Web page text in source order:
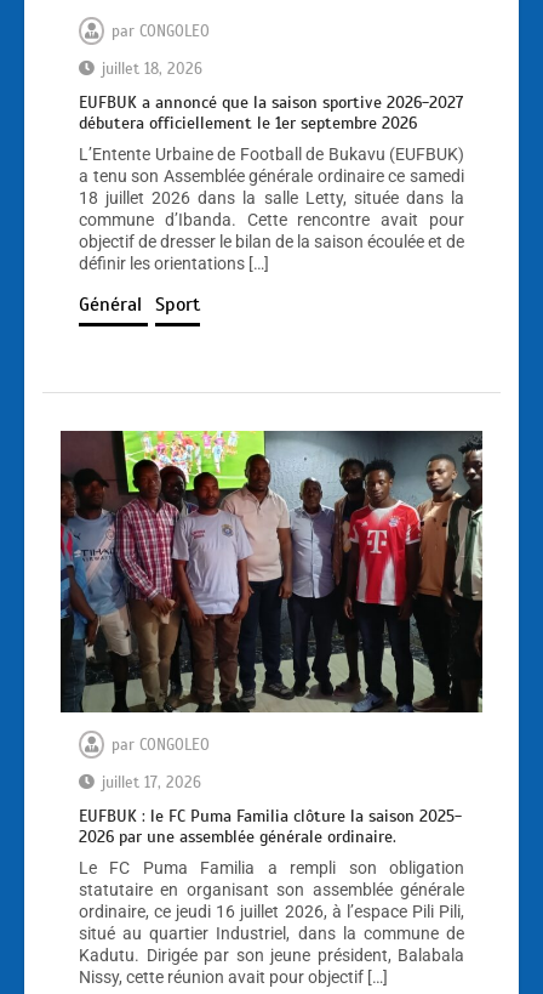
par CONGOLEO
juillet 18, 2026
EUFBUK a annoncé que la saison sportive 2026-2027
débutera officiellement le 1er septembre 2026
L’Entente Urbaine de Football de Bukavu (EUFBUK)
a tenu son Assemblée générale ordinaire ce samedi
18 juillet 2026 dans la salle Letty, située dans la
commune d’Ibanda. Cette rencontre avait pour
objectif de dresser le bilan de la saison écoulée et de
définir les orientations […]
Général Sport
par CONGOLEO
juillet 17, 2026
EUFBUK : le FC Puma Familia clôture la saison 2025-
2026 par une assemblée générale ordinaire.
Le FC Puma Familia a rempli son obligation
statutaire en organisant son assemblée générale
ordinaire, ce jeudi 16 juillet 2026, à l’espace Pili Pili,
situé au quartier Industriel, dans la commune de
Kadutu. Dirigée par son jeune président, Balabala
Nissy, cette réunion avait pour objectif […]